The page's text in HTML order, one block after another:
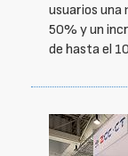
usuarios una
50% y un
de hasta el